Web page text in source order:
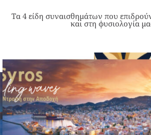
Τα 4 είδη συναισθημάτων που
και στη φυσιολογία